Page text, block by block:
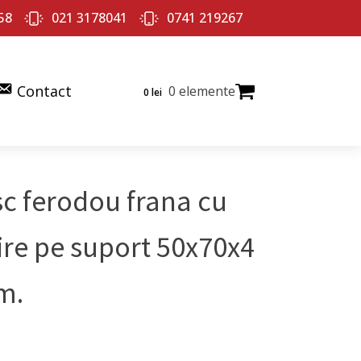
021 3178041 0741 219267
Contact 0 lei 0 elemente
ferodou frana cu
pe suport 50x70x4